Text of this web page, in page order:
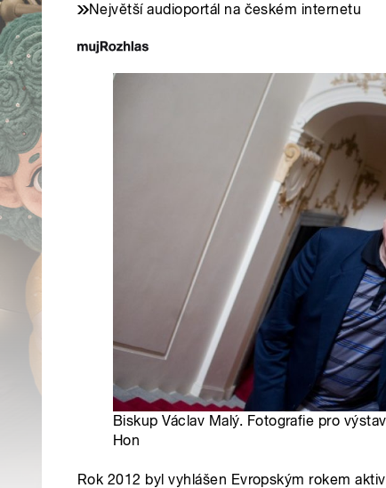
Největší audioportál na českém internetu
Biskup Václav Malý. Fotografie pro
Hon
Rok 2012 byl vyhlášen Evropským rokem